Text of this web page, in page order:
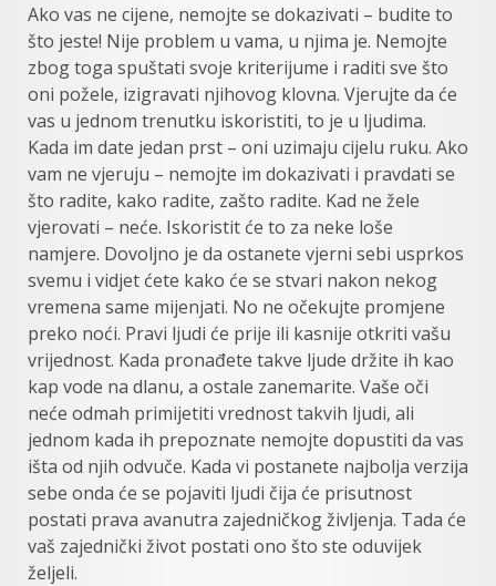
Ako vas ne cijene, nemojte se dokazivati – budite to
što jeste! Nije problem u vama, u njima je. Nemojte
zbog toga spuštati svoje kriterijume i raditi sve što
oni požele, izigravati njihovog klovna. Vjerujte da će
vas u jednom trenutku iskoristiti, to je u ljudima.
Kada im date jedan prst – oni uzimaju cijelu ruku. Ako
vam ne vjeruju – nemojte im dokazivati i pravdati se
što radite, kako radite, zašto radite. Kad ne žele
vjerovati – neće. Iskoristit će to za neke loše
namjere. Dovoljno je da ostanete vjerni sebi usprkos
svemu i vidjet ćete kako će se stvari nakon nekog
vremena same mijenjati. No ne očekujte promjene
preko noći. Pravi ljudi će prije ili kasnije otkriti vašu
vrijednost. Kada pronađete takve ljude držite ih kao
kap vode na dlanu, a ostale zanemarite. Vaše oči
neće odmah primijetiti vrednost takvih ljudi, ali
jednom kada ih prepoznate nemojte dopustiti da vas
išta od njih odvuče. Kada vi postanete najbolja verzija
sebe onda će se pojaviti ljudi čija će prisutnost
postati prava avanutra zajedničkog življenja. Tada će
vaš zajednički život postati ono što ste oduvijek
željeli.